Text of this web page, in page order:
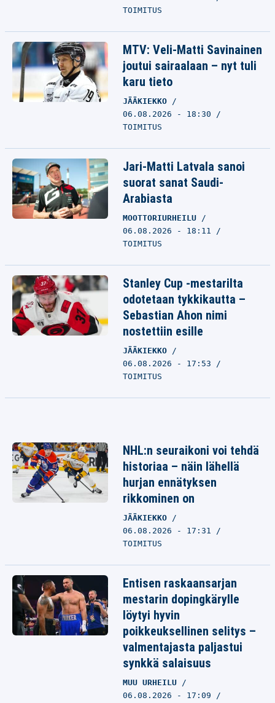
TOIMITUS
MTV: Veli-Matti Savinainen
joutui sairaalaan – nyt tuli
karu tieto
JÄÄKIEKKO
06.08.2026 - 18:30
TOIMITUS
Jari-Matti Latvala sanoi
suorat sanat Saudi-
Arabiasta
MOOTTORIURHEILU
06.08.2026 - 18:11
TOIMITUS
Stanley Cup -mestarilta
odotetaan tykkikautta –
Sebastian Ahon nimi
nostettiin esille
JÄÄKIEKKO
06.08.2026 - 17:53
TOIMITUS
NHL:n seuraikoni voi tehdä
historiaa – näin lähellä
hurjan ennätyksen
rikkominen on
JÄÄKIEKKO
06.08.2026 - 17:31
TOIMITUS
Entisen raskaansarjan
mestarin dopingkärylle
löytyi hyvin
poikkeuksellinen selitys –
valmentajasta paljastui
synkkä salaisuus
MUU URHEILU
06.08.2026 - 17:09